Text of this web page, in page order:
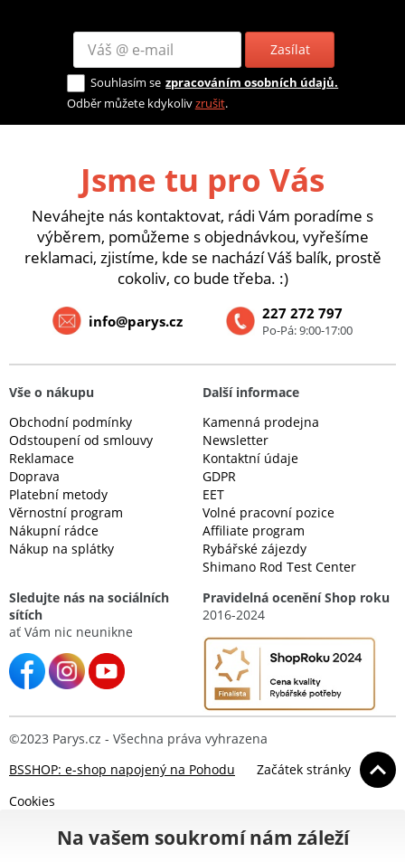
Zasílat
Souhlasím se zpracováním osobních údajů.
Odběr můžete kdykolivzrušit.
Jsme tu pro Vás
Neváhejte nás kontaktovat, rádi Vám poradíme s
výběrem, pomůžeme s objednávkou, vyřešíme
reklamaci, zjistíme, kde se nachází Váš balík, prostě
cokoliv, co bude třeba. :)
227 272 797
Po-Pá: 9:00-17:00
info@parys.cz
Vše o nákupu
Obchodní podmínky
Odstoupení od smlouvy
Reklamace
Doprava
Platební metody
Věrnostní program
Nákupní rádce
Nákup na splátky
Další informace
Kamenná prodejna
Newsletter
Kontaktní údaje
GDPR
EET
Volné pracovní pozice
Affiliate program
Rybářské zájezdy
Shimano Rod Test Center
Sledujte nás na sociálních
sítích
ať Vám nic neunikne
Pravidelná ocenění Shop roku
2016-2024
©2023 Parys.cz - Všechna práva vyhrazena
BSSHOP: e-shop napojený na Pohodu
Začátek stránky
Cookies
Na vašem soukromí nám záleží